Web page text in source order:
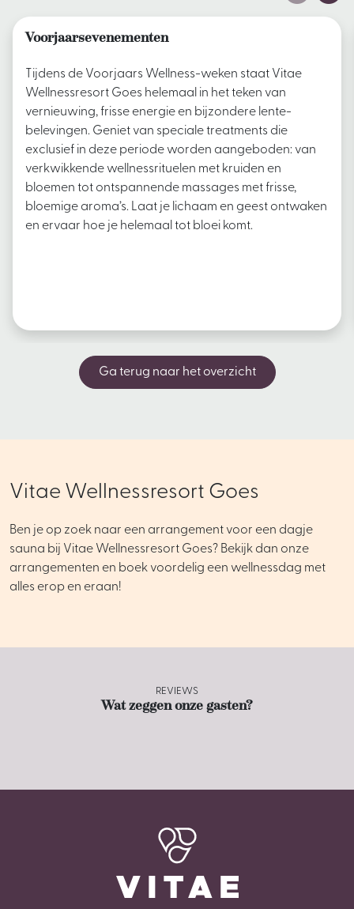
Voorjaarsevenementen
Tijdens de Voorjaars Wellness-weken staat Vitae
Wellnessresort Goes helemaal in het teken van
vernieuwing, frisse energie en bijzondere lente­
belevingen. Geniet van speciale treatments die
exclusief in deze periode worden aangeboden: van
verkwikkende wellnessrituelen met kruiden en
bloemen tot ontspannende massages met frisse,
bloemige aroma’s. Laat je lichaam en geest ontwaken
en ervaar hoe je helemaal tot bloei komt.
Ga terug naar het overzicht
Vitae Wellnessresort Goes
Ben je op zoek naar een arrangement voor een dagje
sauna bij Vitae Wellnessresort Goes? Bekijk dan onze
arrangementen en boek voordelig een wellnessdag met
alles erop en eraan!
REVIEWS
Wat zeggen onze gasten?